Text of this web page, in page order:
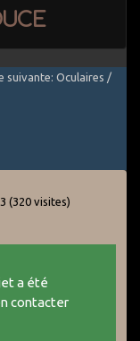
suivante: Oculaires /
(320 visites)
a été
contacter